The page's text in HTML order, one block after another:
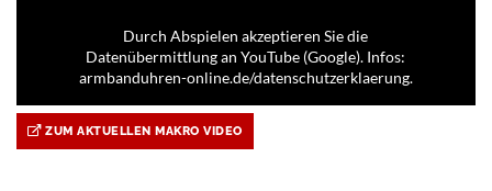
Durch Abspielen akzeptieren Sie die
Datenübermittlung an YouTube (Google). Infos:
armbanduhren-online.de/datenschutzerklaerung.
ZUM AKTUELLEN MAKRO VIDEO